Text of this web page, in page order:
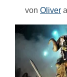
von Oliver